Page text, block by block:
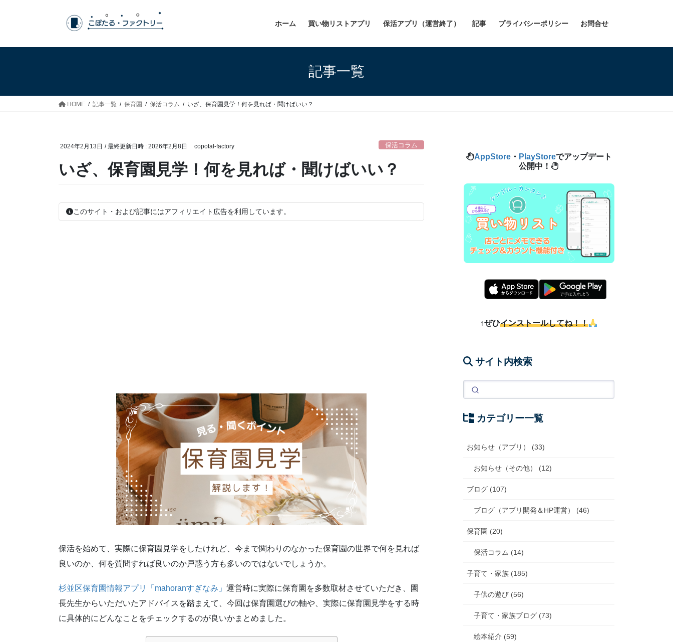
ホーム 買い物リストアプリ 保活アプリ（運営終了） 記事 プライバシーポリシー お問合せ
記事一覧
HOME 記事一覧 保育園 保活コラム いざ、保育園見学！何を見れば・聞けばいい？
2024年2月13日 / 最終更新日時 : 2026年2月8日 copotal-factory 保活コラム
いざ、保育園見学！何を見れば・聞けばいい？
このサイト・および記事にはアフィリエイト広告を利用しています。
保活を始めて、実際に保育園見学をしたけれど、今まで関わりのなかった保育園の世界で何を見れば
良いのか、何を質問すれば良いのか戸惑う方も多いのではないでしょうか。
杉並区保育園情報アプリ「mahoranすぎなみ」 運営時に実際に保育園を多数取材させていただき、園
長先生からいただいたアドバイスを踏まえて、今回は保育園選びの軸や、実際に保育園見学をする時
に具体的にどんなことをチェックするのが良いかまとめました。
AppStore・ PlayStoreでアップデート
公開中！
↑ぜひインストールしてね！！
サイト内検索
カテゴリー一覧
お知らせ（アプリ） (33)
お知らせ（その他） (12)
ブログ (107)
ブログ（アプリ開発＆HP運営） (46)
保育園 (20)
保活コラム (14)
子育て・家族 (185)
子供の遊び (56)
子育て・家族ブログ (73)
絵本紹介 (59)